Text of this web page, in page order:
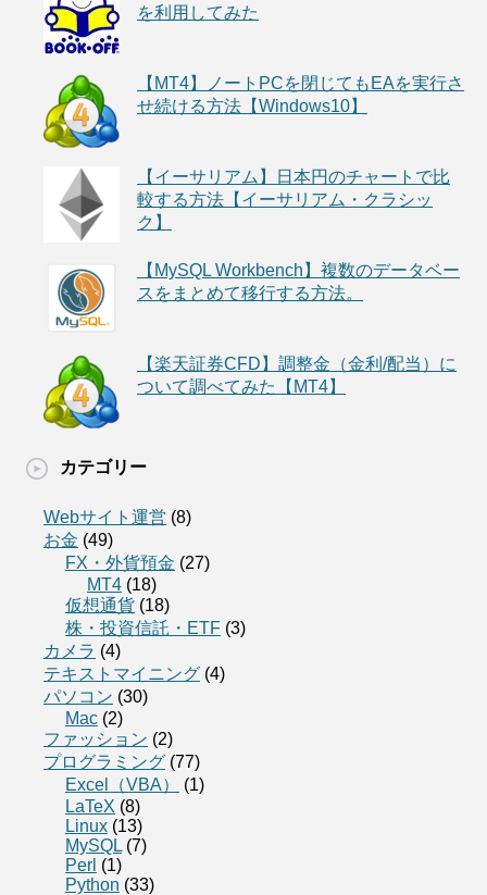
を利用してみた
【MT4】ノートPCを閉じてもEAを実行さ
せ続ける方法【Windows10】
【イーサリアム】日本円のチャートで比
較する方法【イーサリアム・クラシッ
ク】
【MySQL Workbench】複数のデータベー
スをまとめて移行する方法。
【楽天証券CFD】調整金（金利/配当）に
ついて調べてみた【MT4】
カテゴリー
Webサイト運営 (8)
お金 (49)
FX・外貨預金 (27)
MT4 (18)
仮想通貨 (18)
株・投資信託・ETF (3)
カメラ (4)
テキストマイニング (4)
パソコン (30)
Mac (2)
ファッション (2)
プログラミング (77)
Excel（VBA）
(1)
LaTeX (8)
Linux (13)
MySQL (7)
Perl (1)
Python (33)